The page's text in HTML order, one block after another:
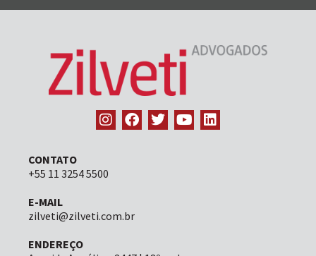
CONTATO
+55 11 3254 5500
E-MAIL
zilveti@zilveti.com.br
ENDEREÇO